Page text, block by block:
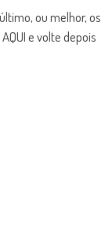
ou melhor, os
e volte depois